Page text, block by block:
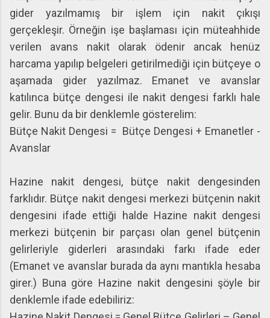
gider yazılmamış bir işlem için nakit çıkışı
gerçekleşir. Örneğin işe başlaması için müteahhide
verilen avans nakit olarak ödenir ancak henüz
harcama yapılıp belgeleri getirilmediği için bütçeye o
aşamada gider yazılmaz. Emanet ve avanslar
katılınca bütçe dengesi ile nakit dengesi farklı hale
gelir. Bunu da bir denklemle gösterelim:
Bütçe Nakit Dengesi = Bütçe Dengesi + Emanetler -
Avanslar
Hazine nakit dengesi, bütçe nakit dengesinden
farklıdır. Bütçe nakit dengesi merkezi bütçenin nakit
dengesini ifade ettiği halde Hazine nakit dengesi
merkezi bütçenin bir parçası olan genel bütçenin
gelirleriyle giderleri arasındaki farkı ifade eder
(Emanet ve avanslar burada da aynı mantıkla hesaba
girer.) Buna göre Hazine nakit dengesini şöyle bir
denklemle ifade edebiliriz: